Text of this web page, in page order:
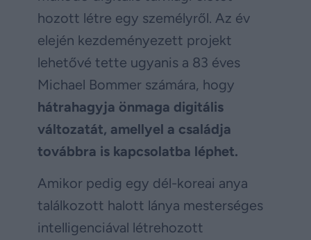
hozott létre egy személyről. Az év
elején kezdeményezett projekt
lehetővé tette ugyanis a 83 éves
Michael Bommer számára, hogy
hátrahagyja önmaga digitális
változatát, amellyel a családja
továbbra is kapcsolatba léphet.
Amikor pedig egy dél-koreai anya
találkozott halott lánya mesterséges
intelligenciával létrehozott